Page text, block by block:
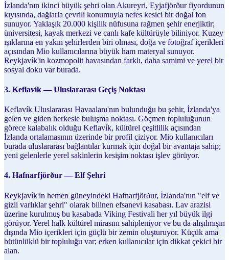
İzlanda'nın ikinci büyük şehri olan Akureyri, Eyjafjörður fiyordunun
kıyısında, dağlarla çevrili konumuyla nefes kesici bir doğal fon
sunuyor. Yaklaşık 20.000 kişilik nüfusuna rağmen şehir enerjiktir;
üniversitesi, kayak merkezi ve canlı kafe kültürüyle biliniyor. Kuzey
ışıklarına en yakın şehirlerden biri olması, doğa ve fotoğraf içerikleri
açısından Mio kullanıcılarına büyük ham materyal sunuyor.
Reykjavík'in kozmopolit havasından farklı, daha samimi ve yerel bir
sosyal doku var burada.
3. Keflavík — Uluslararası Geçiş Noktası
Keflavík Uluslararası Havaalanı'nın bulunduğu bu şehir, İzlanda'ya
gelen ve giden herkesle buluşma noktası. Göçmen topluluğunun
görece kalabalık olduğu Keflavík, kültürel çeşitlilik açısından
İzlanda ortalamasının üzerinde bir profil çiziyor. Mio kullanıcıları
burada uluslararası bağlantılar kurmak için doğal bir avantaja sahip;
yeni gelenlerle yerel sakinlerin kesişim noktası işlev görüyor.
4. Hafnarfjörður — Elf Şehri
Reykjavík'in hemen güneyindeki Hafnarfjörður, İzlanda'nın "elf ve
gizli varlıklar şehri" olarak bilinen efsanevi kasabası. Lav arazisi
üzerine kurulmuş bu kasabada Viking Festivali her yıl büyük ilgi
görüyor. Yerel halk kültürel mirasını sahipleniyor ve bu da alışılmışın
dışında Mio içerikleri için güçlü bir zemin oluşturuyor. Küçük ama
bütünlüklü bir topluluğu var; erken kullanıcılar için dikkat çekici bir
alan.